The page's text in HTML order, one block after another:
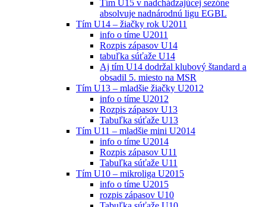
Tím U15 v nadchádzajúcej sezóne
absolvuje nadnárodnú ligu EGBL
Tím U14 – žiačky rok U2011
info o tíme U2011
Rozpis zápasov U14
tabuľka súťaže U14
Aj tím U14 dodržal klubový štandard a
obsadil 5. miesto na MSR
Tím U13 – mladšie žiačky U2012
info o tíme U2012
Rozpis zápasov U13
Tabuľka súťaže U13
Tím U11 – mladšie mini U2014
info o tíme U2014
Rozpis zápasov U11
Tabuľka súťaže U11
Tím U10 – mikroliga U2015
info o tíme U2015
rozpis zápasov U10